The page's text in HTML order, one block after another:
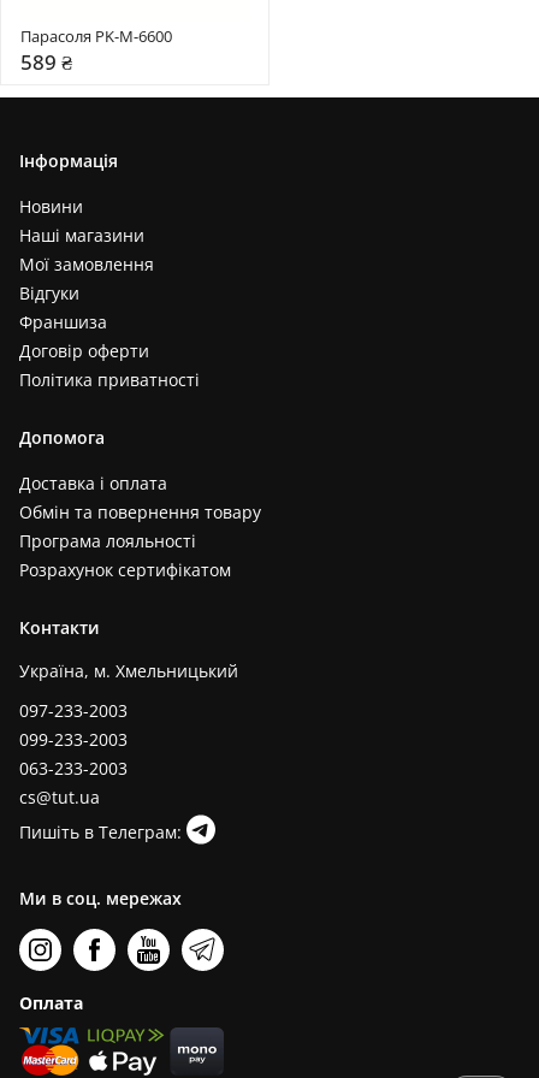
Чорний+ліловий (+1)
Парасоля PK-M-6600
589 ₴
Інформація
Новини
Наші магазини
Мої замовлення
Відгуки
Франшиза
Договір оферти
Політика приватності
Допомога
Доставка і оплата
Обмін та повернення товару
Програма лояльності
Розрахунок сертифікатом
Контакти
Україна, м. Хмельницький
097-233-2003
099-233-2003
063-233-2003
cs@tut.ua
Пишіть в Телеграм:
Ми в соц. мережах
Оплата